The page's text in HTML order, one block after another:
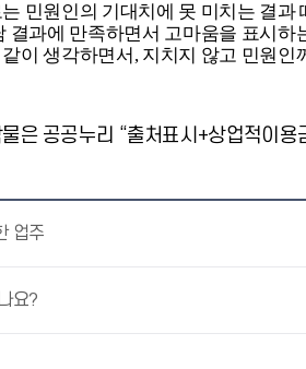
민원인의 기대치에 못 미치는 결
결과에 만족하면서 고마움을 표시
이 생각하면서, 지치지 않고 민원
은 공공누리 “출처표시+상업적이
업주
요?